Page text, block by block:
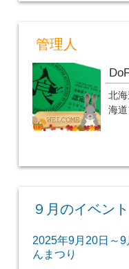
管理人
北
海
９月のイベント
2025年9月20日～
んまつり